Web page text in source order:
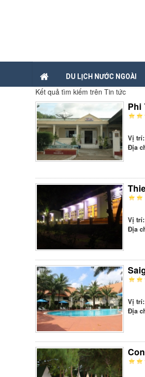
DU LỊCH NƯỚC NGOÀI
Kết quả tìm kiếm trên Tin tức
Phi
Vị trí:
Địa
Vị trí:
Địa
Vị trí:
Địa